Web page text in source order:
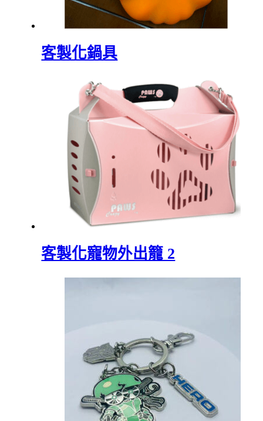
客製化鍋具
客製化寵物外出籠 2